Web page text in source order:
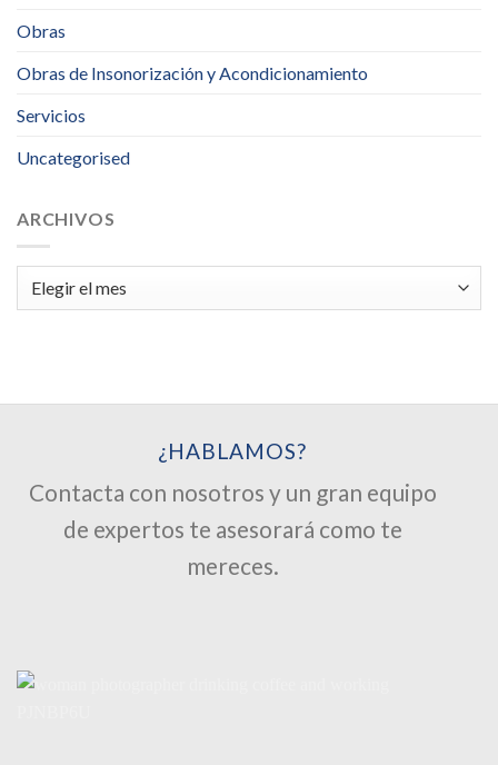
Obras
Obras de Insonorización y Acondicionamiento
Servicios
Uncategorised
ARCHIVOS
¿HABLAMOS?
Contacta con nosotros y un gran equipo
de expertos te asesorará como te
mereces.